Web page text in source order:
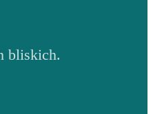
bliskich.